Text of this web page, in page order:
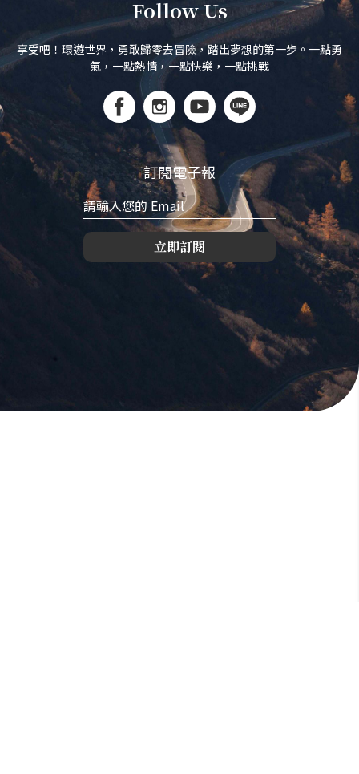
Follow Us
享受吧！環遊世界，勇敢歸零去冒險，踏出夢想的第一步。一點勇
氣，一點熱情，一點快樂，一點挑戰
訂閱電子報
立即訂閱